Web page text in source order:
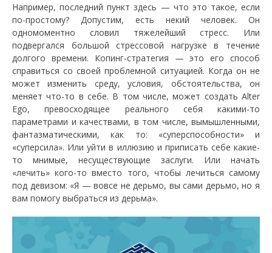
Например, последний пункт здесь — что это такое, если
по-простому? Допустим, есть некий человек. Он
одномоментно словил тяжелейший стресс. Или
подвергался большой стрессовой нагрузке в течение
долгого времени. Копинг-стратегия — это его способ
справиться со своей проблемной ситуацией. Когда он не
может изменить среду, условия, обстоятельства, он
меняет что-то в себе. В том числе, может создать Alter
Ego, превосходящее реального себя какими-то
параметрами и качествами, в том числе, вымышленными,
фантазматическими, как то: «суперспособности» и
«суперсила». Или уйти в иллюзию и приписать себе какие-
то мнимые, несуществующие заслуги. Или начать
«лечить» кого-то вместо того, чтобы лечиться самому
под девизом: «Я — вовсе не дерьмо, вы сами дерьмо, но я
вам помогу выбраться из дерьма».